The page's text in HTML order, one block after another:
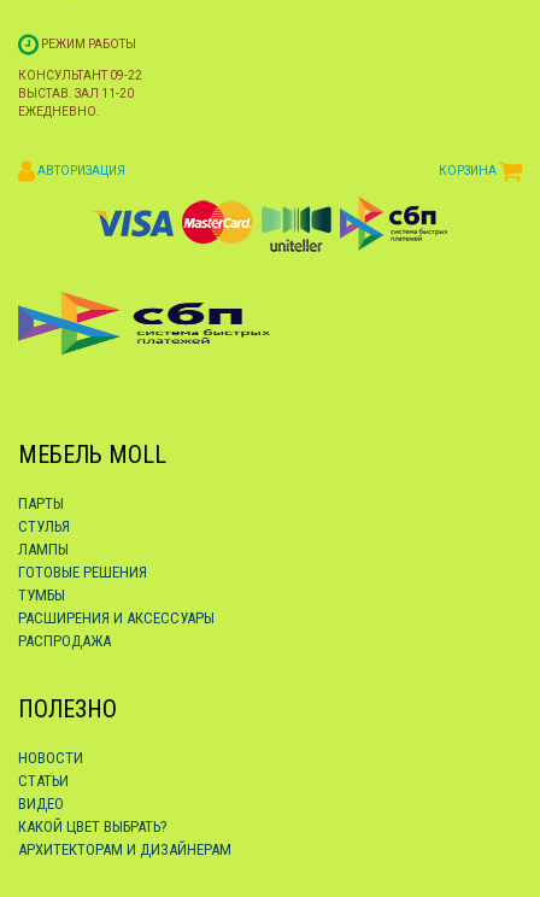
РЕЖИМ РАБОТЫ
КОНСУЛЬТАНТ 09-22
ВЫСТАВ. ЗАЛ 11-20
ЕЖЕДНЕВНО.
АВТОРИЗАЦИЯ КОРЗИНА
МЕБЕЛЬ MOLL
ПАРТЫ
СТУЛЬЯ
ЛАМПЫ
ГОТОВЫЕ РЕШЕНИЯ
ТУМБЫ
РАСШИРЕНИЯ И АКСЕССУАРЫ
РАСПРОДАЖА
ПОЛЕЗНО
НОВОСТИ
СТАТЬИ
ВИДЕО
КАКОЙ ЦВЕТ ВЫБРАТЬ?
АРХИТЕКТОРАМ И ДИЗАЙНЕРАМ